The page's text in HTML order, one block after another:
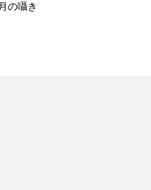
の囁き